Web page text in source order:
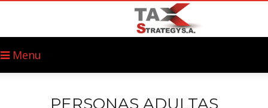
Menu
PERSONAS ADULTAS